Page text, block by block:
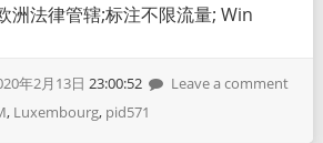
洲法律管辖;标注不限流量; Win
年2月13日 23:00:52
Leave a comment
, Luxembourg, pid571